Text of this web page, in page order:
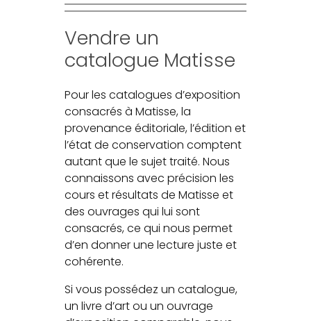
Vendre un
catalogue Matisse
Pour les catalogues d’exposition
consacrés à Matisse, la
provenance éditoriale, l’édition et
l’état de conservation comptent
autant que le sujet traité. Nous
connaissons avec précision les
cours et résultats de Matisse et
des ouvrages qui lui sont
consacrés, ce qui nous permet
d’en donner une lecture juste et
cohérente.
Si vous possédez un catalogue,
un livre d’art ou un ouvrage